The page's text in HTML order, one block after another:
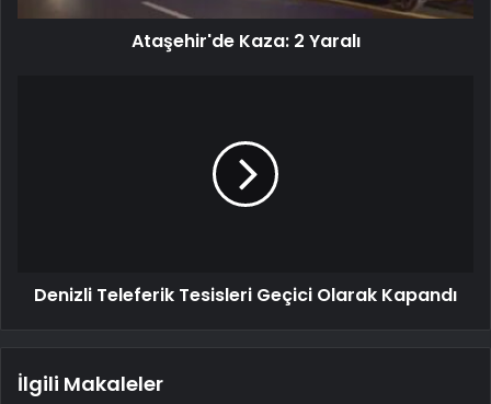
Ataşehir'de Kaza: 2 Yaralı
Denizli Teleferik Tesisleri Geçici Olarak Kapandı
İlgili Makaleler